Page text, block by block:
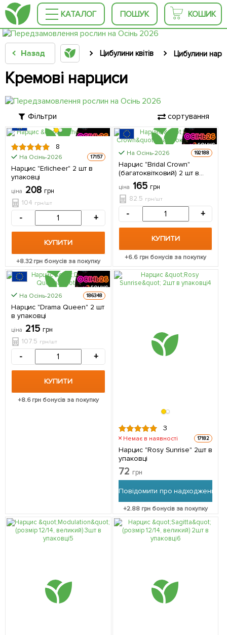
КАТАЛОГ ПОШУК КОШИК
Назад Цибулини квітів Цибулини
Кремові нарциси
Фільтри сортування
ЦІНА ЗА
2шт
8
На Осінь-2026 17157
Нарцис "Erlicheer" 2 шт в
упаковці
ціна 208 грн
104 грн/шт
- +
КУПИТИ
+8.32грн бонусів за покупку
2шт
На Осінь-2026 192188
Нарцис "Bridal Crown"
(багатоквітковий) 2 шт в
упаковці
ціна 165 грн
82.5 грн/шт
- +
КУПИТИ
+6.6 грн бонусів за покупку
На Осінь-2026 186348
Нарцис "Drama Queen" 2 шт
в упаковці
ціна 215 грн
107.5 грн/шт
- +
КУПИТИ
+8.6грн бонусів за покупку
3
Немає в наявності 17182
Нарцис "Rosy Sunrise" 2шт в
упаковці
72 грн
Повідомити про надходження
+2.88грн бонусів за покупку